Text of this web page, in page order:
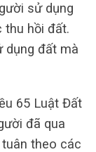
sử dụng
thu hồi đất.
dụng đất mà
65 Luật Đất
đã qua
theo các